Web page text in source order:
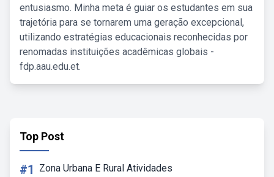
entusiasmo. Minha meta é guiar os estudantes em sua
trajetória para se tornarem uma geração excepcional,
utilizando estratégias educacionais reconhecidas por
renomadas instituições acadêmicas globais -
fdp.aau.edu.et.
Top Post
#1 Zona Urbana E Rural Atividades